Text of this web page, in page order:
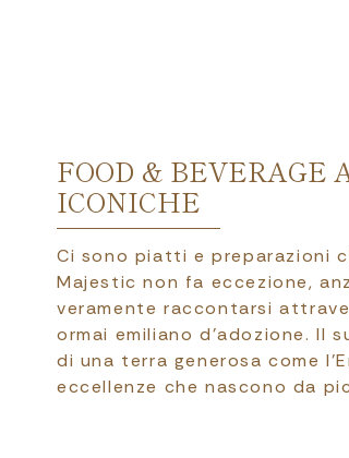
FOOD & BEVERAGE
ICONICHE
Ci sono piatti e preparazioni
Majestic non fa eccezione,
veramente raccontarsi
ormai emiliano d’adozione. Il
di una terra generosa come
eccellenze che nascono da